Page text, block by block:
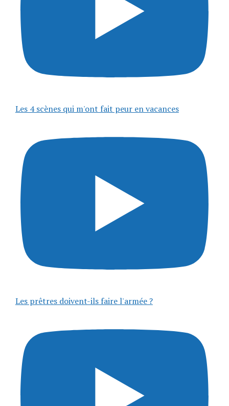
Les 4 scènes qui m'ont fait peur en vacances
Les prêtres doivent-ils faire l'armée ?